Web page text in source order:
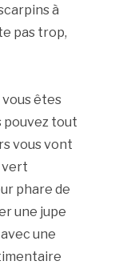
à
pas trop,
vous êtes
pouvez tout
vous vont
vert
phare de
une jupe
une